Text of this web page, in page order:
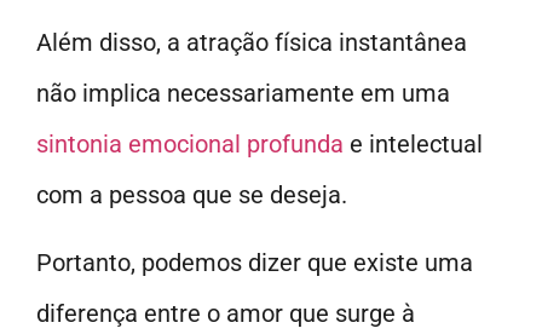
Além disso, a atração física instantânea
não implica necessariamente em uma
sintonia emocional profunda e intelectual
com a pessoa que se deseja.
Portanto, podemos dizer que existe uma
diferença entre o amor que surge à